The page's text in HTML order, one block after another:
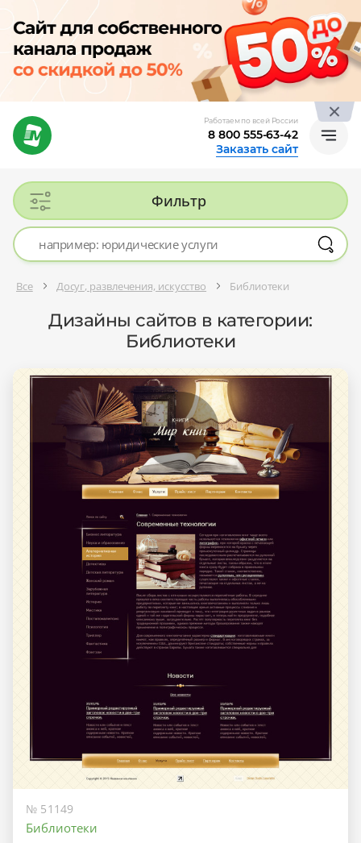
Работаем по всей России
8 800 555-63-42
Заказать сайт
Фильтр
Все Досуг, развлечения, искусство Библиотеки
Дизайны сайтов в категории:
Библиотеки
№ 51149
Библиотеки